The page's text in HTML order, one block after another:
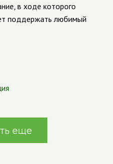
в ходе которого
поддержать любимый
еще